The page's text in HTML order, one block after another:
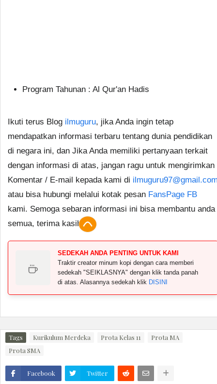
Program Tahunan : Al Qur'an Hadis
Ikuti terus Blog ilmuguru, jika Anda ingin tetap
mendapatkan informasi terbaru tentang dunia pendidikan
di negara ini, dan Jika Anda memiliki pertanyaan terkait
dengan informasi di atas, jangan ragu untuk mengirimkan
Komentar / E-mail kepada kami di
atau bisa hubungi melalui kotak pesan FansPage FB
kami. Semoga sebaran informasi ini bisa membantu anda
semua, terima kasih.
SEDEKAH ANDA PENTING UNTUK KAMI
Traktir creator minum kopi dengan cara memberi
sedekah "SEIKLASNYA" dengan klik tanda panah
di atas. Alasannya sedekah klik DISINI
Tags Kurikulum Merdeka Prota Kelas 11
Prota MA
Prota SMA
Facebook Twitter